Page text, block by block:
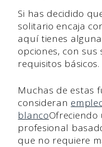
Si has decidido
solitario encaja
aquí tienes
opciones, con sus
requisitos básicos.
Muchas de estas
consideran
blanco
profesional
que no requiere